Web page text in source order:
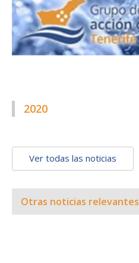
2020
Ver todas las noticias
Otras noticias relevantes